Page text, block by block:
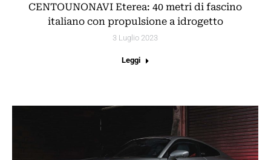
CENTOUNONAVI Eterea: 40 metri di fascino
italiano con propulsione a idrogetto
3 Luglio 2023
Leggi